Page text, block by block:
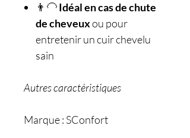
👨‍🦲Idéal en cas de chute
de cheveuxou pour
entretenir un cuir chevelu
sain
Autres caractéristiques
Marque : SConfort